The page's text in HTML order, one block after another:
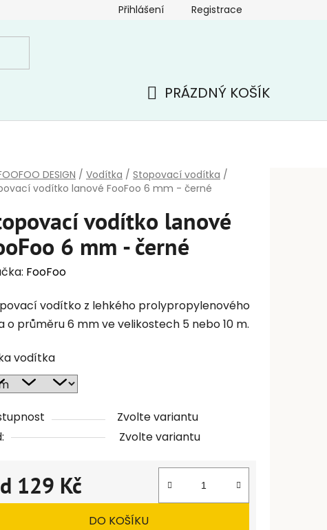
Přihlášení Registrace
PRÁZDNÝ KOŠÍK
DESIGN / Vodítka / Stopovací vodítka /
vodítko lanové FooFoo 6 mm - černé
vodítko lanové
6 mm - černé
FooFoo
vodítko z lehkého prolypropylenového
o průměru 6 mm ve velikostech 5 nebo 10 m.
vodítka
Zvolte variantu
Zvolte variantu
129 Kč
cena:
DO KOŠÍKU